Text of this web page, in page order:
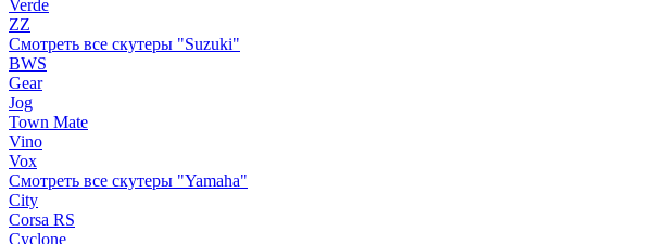
Verde
ZZ
Смотреть все скутеры "Suzuki"
BWS
Gear
Jog
Town Mate
Vino
Vox
Смотреть все скутеры "Yamaha"
City
Corsa RS
Cyclone